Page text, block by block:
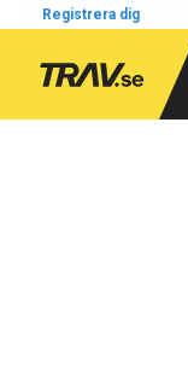
Registrera dig